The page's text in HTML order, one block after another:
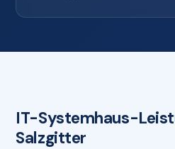
IT-Systemhaus-
Salzgitter